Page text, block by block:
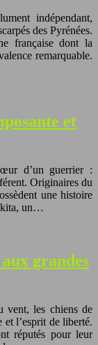
indépendant,
des Pyrénées.
française dont la
remarquable.
et
d’un guerrier :
Originaires du
une histoire
un…
aux grandes
vent, les chiens de
et l’esprit de liberté.
réputés pour leur